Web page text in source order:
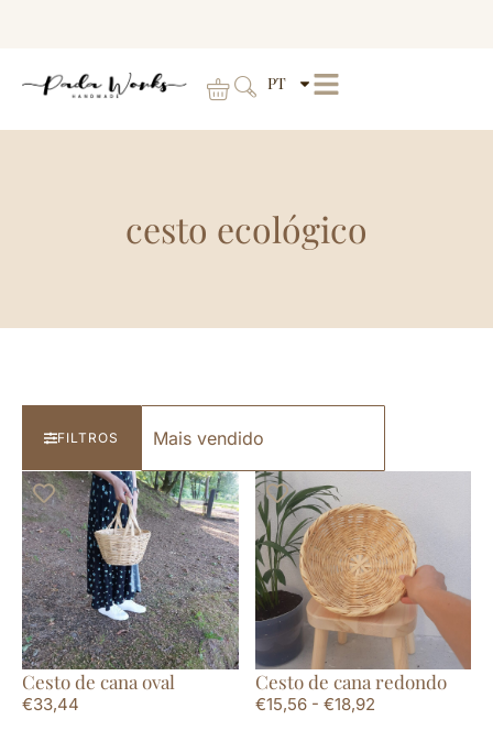
PT
cesto ecológico
FILTROS
Cesto de cana oval
€33,44
Cesto de cana redondo
€15,56 - €18,92